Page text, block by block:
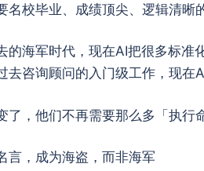
名校毕业、成绩顶尖、逻辑清晰
的海军时代，现在AI把很多标准
去咨询顾问的入门级工作，现在
了，他们不再需要那么多「执
言，成为海盗，而非海军